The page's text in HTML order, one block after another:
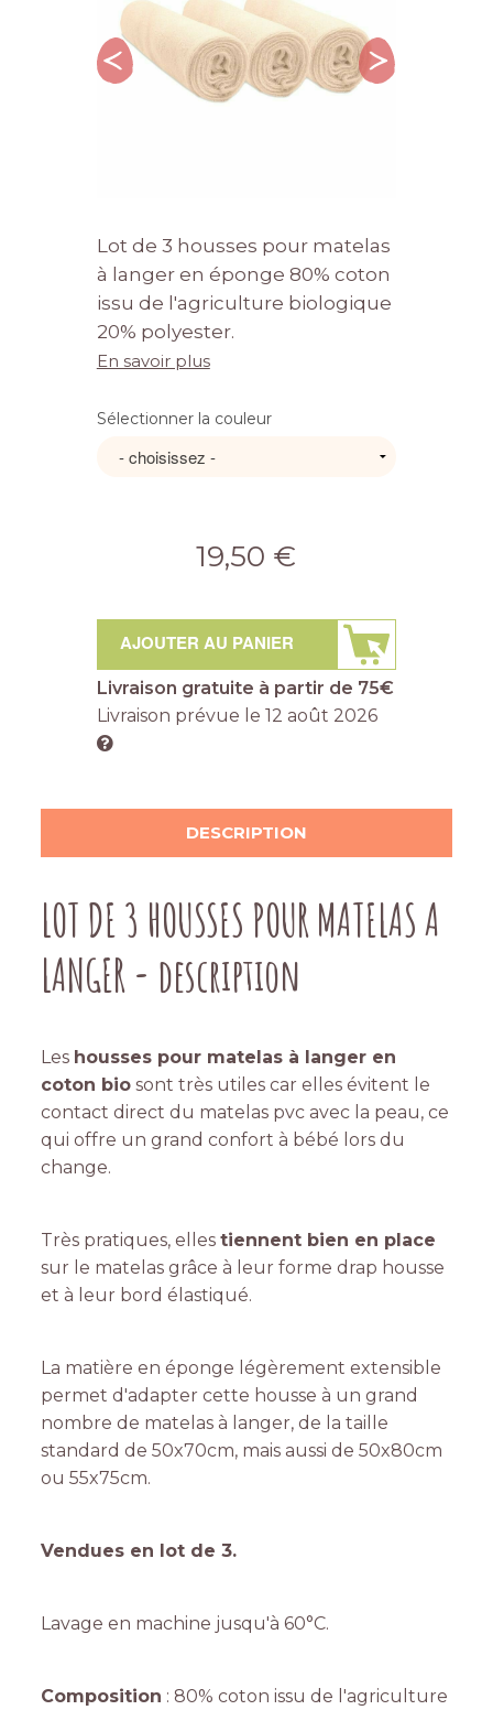
Lot de 3 housses pour matelas
à langer en éponge 80% coton
issu de l'agriculture biologique
20% polyester.
En savoir plus
Sélectionner la couleur
19,50 €
AJOUTER AU PANIER
Livraison gratuite à partir de 75€
Livraison prévue le 12 août 2026
DESCRIPTION
LOT DE 3 HOUSSES POUR MATELAS A
LANGER - description
Les housses pour matelas à langer en
coton bio sont très utiles car elles évitent le
contact direct du matelas pvc avec la peau, ce
qui offre un grand confort à bébé lors du
change.
Très pratiques, ellestiennent bien en place
sur le matelas grâce à leur forme drap housse
et à leur bord élastiqué.
La matière en éponge légèrement extensible
permet d'adapter cette housse à un grand
nombre de matelas à langer, de la taille
standard de 50x70cm, mais aussi de 50x80cm
ou 55x75cm.
Vendues en lot de 3.
Lavage en machine jusqu'à 60°C.
Composition : 80% coton issu de l'agriculture